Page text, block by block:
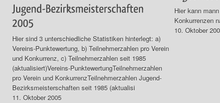
Hier sind 3 unterschiedliche Statistiken hinterlegt: a)
Vereins-Punktewertung, b) Teilnehmerzahlen pro Verein
und Konkurrenz, c) Teilnehmerzahlen seit 1985
(aktualisiert)Vereins-PunktewertungTeilnehmerzahlen
pro Verein und KonkurrenzTeilnehmerzahlen Jugend-
Bezirksmeisterschaften seit 1985 (aktualisi
11. Oktober 2005
Hier kann
Konkurrenzen
10. Oktober